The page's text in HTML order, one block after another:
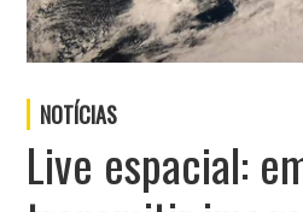
NOTÍCIAS
Live espacial: